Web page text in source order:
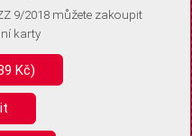
ukládat žádné informace
požádali o souhlas s
9/2018 můžete zakoupit
karty
Kč)